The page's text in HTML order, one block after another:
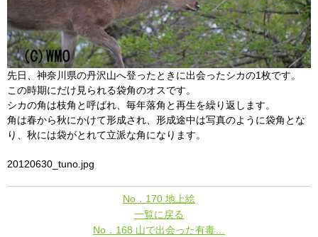
先日、神奈川県の丹沢山へ登ったときに出会ったシカの1枚です。
この時期にだけ見られる袋角のオスです。
シカの角は枝角と呼ばれ、毎年落角と再生を繰り返します。
角は春から秋にかけて形成され、形成途中は写真のように袋角とな
り、秋には袋がとれて立派な角になります。
20120630_tuno.jpg
No．170 地上絵
一覧に戻る
No．168 山で出会った有毒…